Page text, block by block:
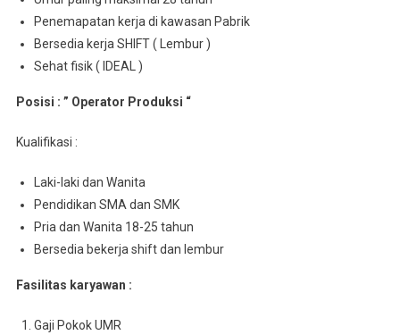
Penemapatan kerja di kawasan Pabrik
Bersedia kerja SHIFT ( Lembur )
Sehat fisik ( IDEAL )
Posisi : ” Operator Produksi “
Kualifikasi :
Laki-laki dan Wanita
Pendidikan SMA dan SMK
Pria dan Wanita 18-25 tahun
Bersedia bekerja shift dan lembur
Fasilitas karyawan :
Gaji Pokok UMR